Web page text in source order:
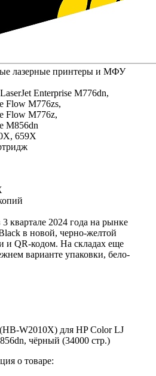
лазерные принтеры и МФУ
Enterprise M776dn,
Flow M776zs,
Flow M776z,
M856dn
659X
квартале 2024 года на рынке
в новой, черно-желтой
и QR-кодом. На складах еще
варианте упаковки, бело-
W2010X) для HP Color LJ
чёрный (34000 стр.)
о товаре: